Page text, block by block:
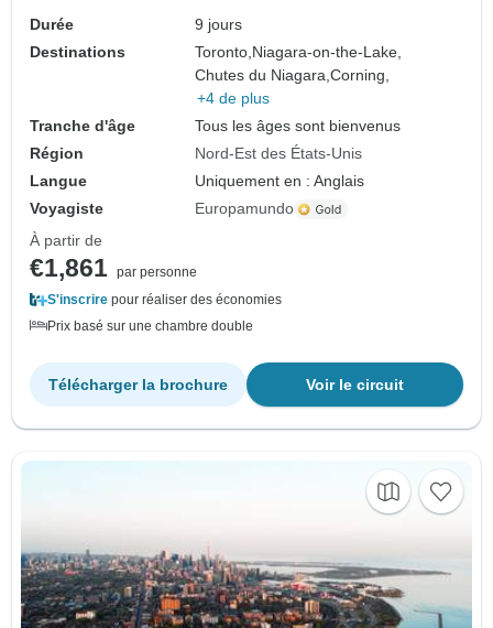
Durée
9 jours
Destinations
Toronto,Niagara-on-the-Lake,
Chutes du Niagara,Corning,
+4 de plus
Tranche d'âge
Tous les âges sont bienvenus
Région
Nord-Est des États-Unis
Langue
Uniquement en : Anglais
Voyagiste
Europamundo
À partir de
€1,861 par personne
S'inscrire pour réaliser des économies
Prix basé sur une chambre double
Voir le circuit
Télécharger la brochure